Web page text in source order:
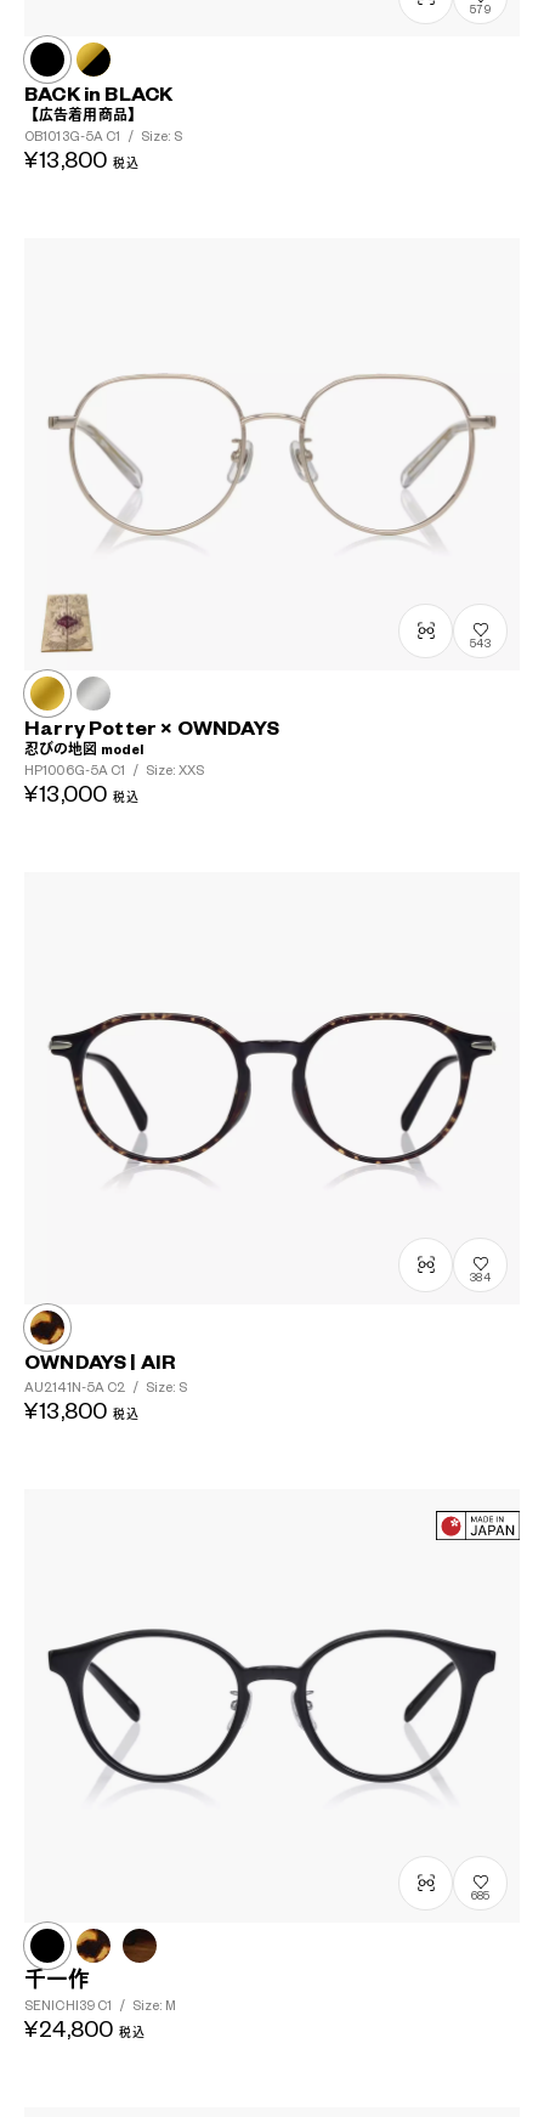
579
BACK in BLACK
【広告着用商品】
OB1013G-5A C1 / Size: S
¥13,800 税込
543
Harry Potter × OWNDAYS
忍びの地図 model
HP1006G-5A C1 / Size: XXS
¥13,000 税込
384
OWNDAYS | AIR
AU2141N-5A C2 / Size: S
¥13,800 税込
685
千一作
SENICHI39 C1 / Size: M
¥24,800 税込